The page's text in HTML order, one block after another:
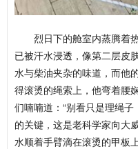
烈日下的舱室内蒸腾着
已被汗水浸透，像第二层皮
水与柴油夹杂的味道，而他
得滚烫的绳索上，他弯着腰
们喃喃道：“别看只是理绳
的关键，这是老科学家向大
水顺着手臂滴在滚烫的甲板